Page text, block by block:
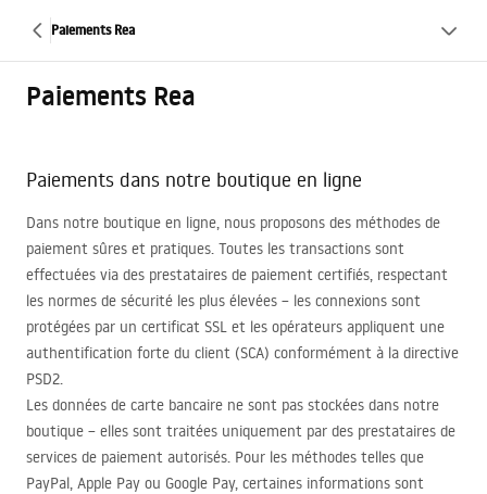
Paiements Rea
Paiements Rea
Paiements dans notre boutique en ligne
Dans notre boutique en ligne, nous proposons des méthodes de
paiement sûres et pratiques. Toutes les transactions sont
effectuées via des prestataires de paiement certifiés, respectant
les normes de sécurité les plus élevées – les connexions sont
protégées par un certificat SSL et les opérateurs appliquent une
authentification forte du client (SCA) conformément à la directive
PSD2.
Les données de carte bancaire ne sont pas stockées dans notre
boutique – elles sont traitées uniquement par des prestataires de
services de paiement autorisés. Pour les méthodes telles que
PayPal, Apple Pay ou Google Pay, certaines informations sont